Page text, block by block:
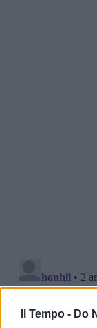
Il Tempo - Do